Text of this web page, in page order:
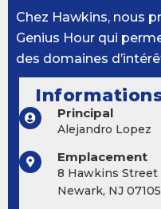
Chez Hawkins, nous
Genius Hour qui
des domaines
Principal
Alejandro Lopez
Emplacement
8 Hawkins Street
Newark, NJ 07105